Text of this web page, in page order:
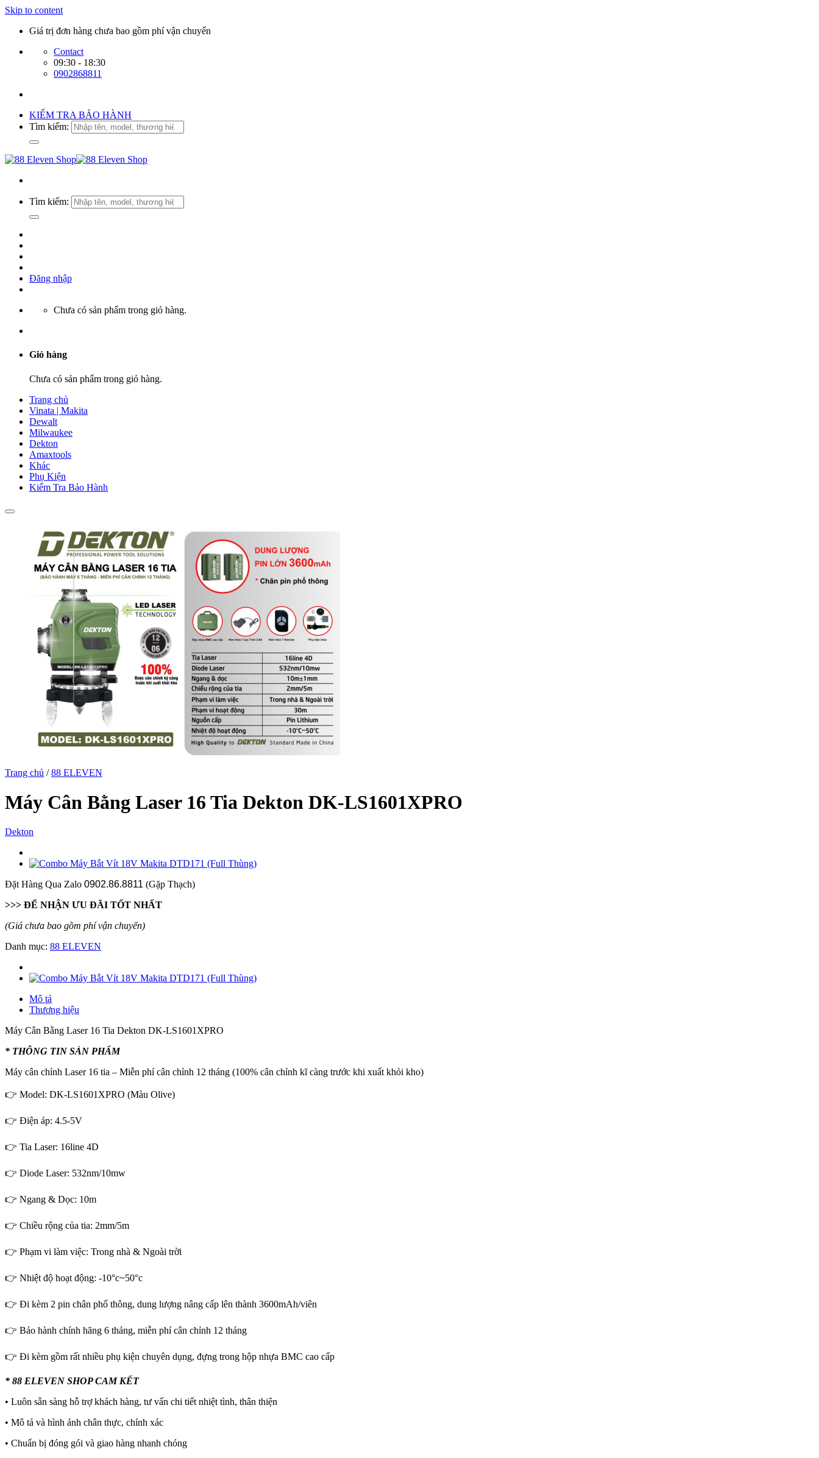
Skip to content
Giá trị đơn hàng chưa bao gồm phí vận chuyển
Contact
09:30 - 18:30
0902868811
KIỂM TRA BẢO HÀNH
Tìm kiếm:
Tìm kiếm:
Đăng nhập
Chưa có sản phẩm trong giỏ hàng.
Giỏ hàng
Chưa có sản phẩm trong giỏ hàng.
Trang chủ
Vinata | Makita
Dewalt
Milwaukee
Dekton
Amaxtools
Khác
Phụ Kiện
Kiểm Tra Bảo Hành
Trang chủ / 88 ELEVEN
Máy Cân Bằng Laser 16 Tia Dekton DK-LS1601XPRO
Dekton
Đặt Hàng Qua Zalo 0902.86.8811 (Gặp Thạch)
>>> ĐỂ NHẬN ƯU ĐÃI TỐT NHẤT
(Giá chưa bao gồm phí vận chuyển)
Danh mục: 88 ELEVEN
Mô tả
Thương hiệu
Máy Cân Bằng Laser 16 Tia Dekton DK-LS1601XPRO
* THÔNG TIN SẢN PHẨM
Máy cân chỉnh Laser 16 tia – Miễn phí cân chỉnh 12 tháng (100% cân chỉnh kĩ càng trước khi xuất khỏi kho)
👉 Model: DK-LS1601XPRO (Màu Olive)
👉 Điện áp: 4.5-5V
👉 Tia Laser: 16line 4D
👉 Diode Laser: 532nm/10mw
👉 Ngang & Dọc: 10m
👉 Chiều rộng của tia: 2mm/5m
👉 Phạm vi làm việc: Trong nhà & Ngoài trời
👉 Nhiệt độ hoạt động: -10°c~50°c
👉 Đi kèm 2 pin chân phổ thông, dung lượng nâng cấp lên thành 3600mAh/viên
👉 Bảo hành chính hãng 6 tháng, miễn phí cân chỉnh 12 tháng
👉 Đi kèm gồm rất nhiều phụ kiện chuyên dụng, đựng trong hộp nhựa BMC cao cấp
* 88 ELEVEN SHOP CAM KẾT
• Luôn sẵn sàng hỗ trợ khách hàng, tư vấn chi tiết nhiệt tình, thân thiện
• Mô tả và hình ảnh chân thực, chính xác
• Chuẩn bị đóng gói và giao hàng nhanh chóng